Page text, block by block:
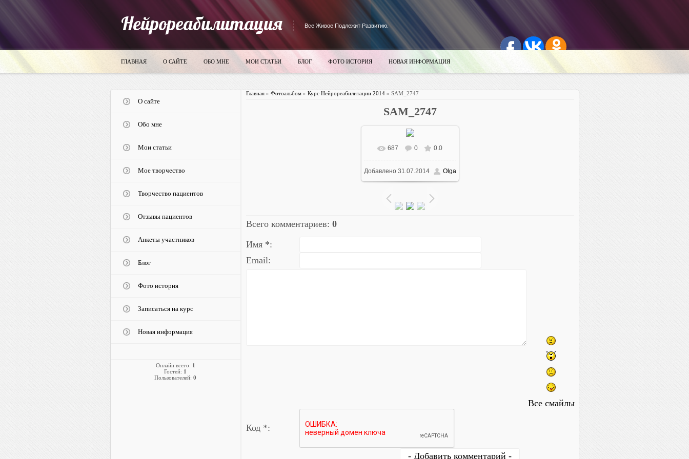
Нейрореабилитация Все Живое Подлежит Развитию.
ГЛАВНАЯ О САЙТЕ ОБО МНЕ МОИ СТАТЬИ БЛОГ ФОТО ИСТОРИЯ НОВАЯ ИНФОРМАЦИЯ
О сайте
Обо мне
Мои статьи
Мое творчество
Творчество пациентов
Отзывы пациентов
Анкеты участников
Блог
Фото история
Записаться на курс
Новая информация
Онлайн всего: 1
Гостей: 1
Пользователей: 0
Главная» Фотоальбом» Курс Нейрореабилитации 2014» SAM_2747
SAM_2747
В реальном размере
700x525 / 71.2Kb
687 0 0.0
Добавлено31.07.2014 Olga
Всего комментариев: 0
Имя *:
Email:
Все смайлы
Код *: